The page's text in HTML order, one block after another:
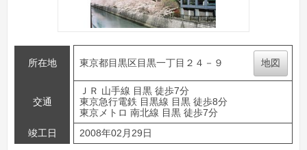
所在地 東京都目黒区目黒一丁目２４－９ 地図
交通
ＪＲ 山手線 目黒 徒歩7分
東京急行電鉄 目黒線 目黒 徒歩8分
東京メトロ 南北線 目黒 徒歩7分
竣工日
2008年02月29日